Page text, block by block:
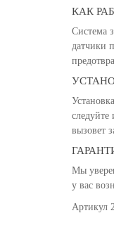
КАК
Система
датчики
следуйте
вызовет
Мы
у вас
Артикул